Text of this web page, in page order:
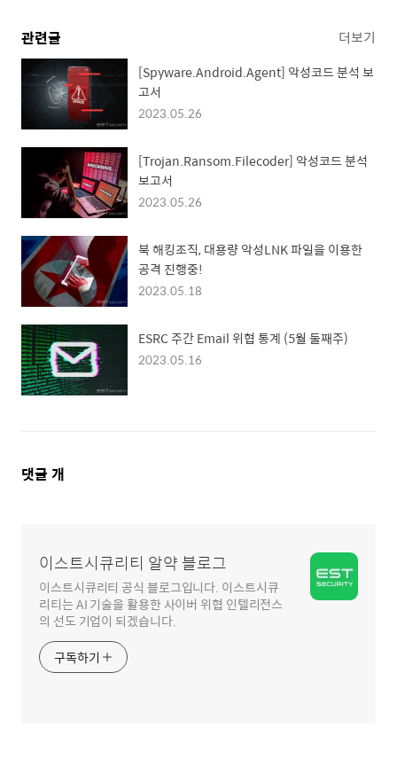
관련글 더보기
[Spyware.Android.Agent] 악성코드 분석 보
고서
2023.05.26
[Trojan.Ransom.Filecoder] 악성코드 분석
보고서
2023.05.26
북 해킹조직, 대용량 악성LNK 파일을 이용한
공격 진행중!
2023.05.18
ESRC 주간 Email 위협 통계 (5월 둘째주)
2023.05.16
댓
댓글 개
이스트시큐리티 알약 블로그
이스트시큐리티 공식 블로그입니다. 이스트시큐
리티는 AI 기술을 활용한 사이버 위협 인텔리전스
의 선도 기업이 되겠습니다.
구독하기